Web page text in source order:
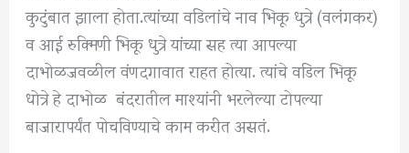
कुटुंबात झाला होता.त्यांच्या वडिलांचे नाव भिकू धुत्रे (वलंगकर)
व आई रुक्मिणी भिकू धुत्रे यांच्या सह त्या आपल्या
दाभोळजवळील वंणदगावात राहत होत्या. त्यांचे वडिल भिकू
धोत्रे हे दाभोळ बंदरातील माश्यांनी भरलेल्या टोपल्या
बाजारापर्यंत पोचविण्याचे काम करीत असतं.